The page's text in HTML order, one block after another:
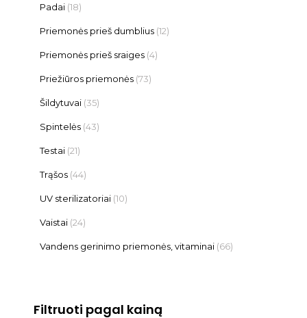
Padai (18)
Priemonės prieš dumblius (12)
Priemonės prieš sraiges (4)
Priežiūros priemonės (73)
Šildytuvai (35)
Spintelės (43)
Testai (21)
Trąšos (44)
UV sterilizatoriai (10)
Vaistai (24)
Vandens gerinimo priemonės, vitaminai (66)
Filtruoti pagal kainą